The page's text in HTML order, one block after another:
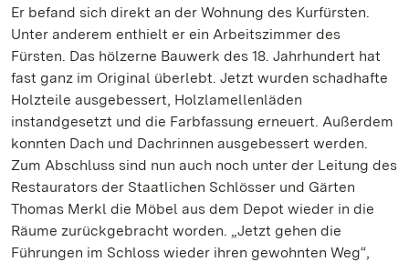
Er befand sich direkt an der Wohnung des Kurfürsten.
Unter anderem enthielt er ein Arbeitszimmer des
Fürsten. Das hölzerne Bauwerk des 18. Jahrhundert hat
fast ganz im Original überlebt. Jetzt wurden schadhafte
Holzteile ausgebessert, Holzlamellenläden
instandgesetzt und die Farbfassung erneuert. Außerdem
konnten Dach und Dachrinnen ausgebessert werden.
Zum Abschluss sind nun auch noch unter der Leitung des
Restaurators der Staatlichen Schlösser und Gärten
Thomas Merkl die Möbel aus dem Depot wieder in die
Räume zurückgebracht worden. „Jetzt gehen die
Führungen im Schloss wieder ihren gewohnten Weg“,